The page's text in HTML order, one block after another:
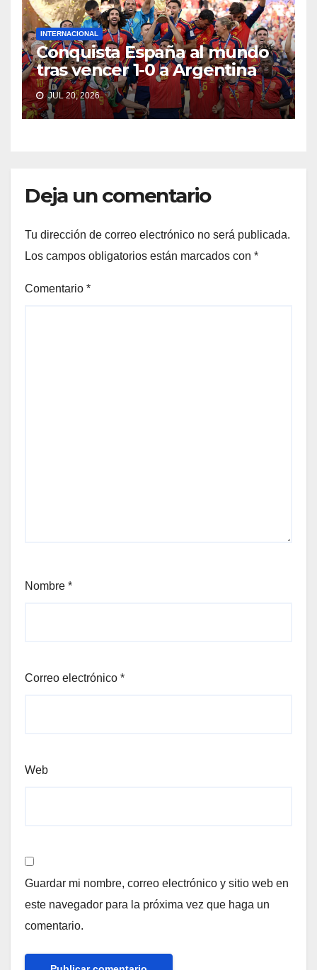
INTERNACIONAL
Conquista España al mundo
tras vencer 1-0 a Argentina
JUL 20, 2026
Deja un comentario
Tu dirección de correo electrónico no será publicada.
Los campos obligatorios están marcados con *
Comentario *
Nombre *
Correo electrónico *
Web
Guardar mi nombre, correo electrónico y sitio web en
este navegador para la próxima vez que haga un
comentario.